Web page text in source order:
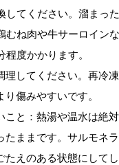
してください。溜まっ
むね肉や牛サーロイン
程度かかります。
理してください。再冷
傷みやすいです。
こと：熱湯や温水は絶
たままです。サルモネ
たえのある状態にしてし